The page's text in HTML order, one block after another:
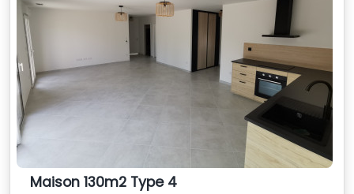
Maison 130m2 Type 4